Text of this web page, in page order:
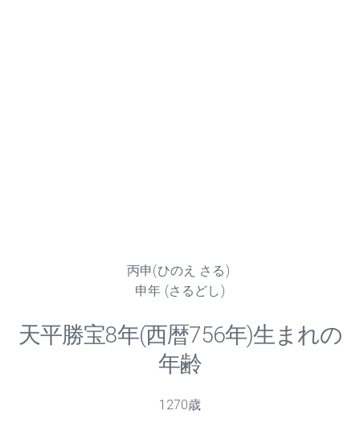
丙申(ひのえ さる)
申年 (さるどし)
天平勝宝8年(西暦756年)生まれの
年齢
1270歳